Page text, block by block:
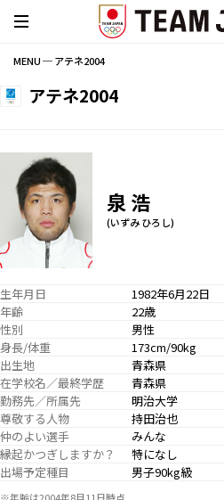
MENU ─ アテネ2004
アテネ2004
泉 浩
(いずみ ひろし)
生年月日
1982年6月22日
年齢
22歳
性別
男性
身長/体重
173cm/90kg
出生地
青森県
在学校名／最終学歴
青森県
勤務先／所属先
明治大学
尊敬する人物
持田治也
仲のよい選手
みんな
縁起かつぎしますか？
特になし
出場予定種目
男子90kg級